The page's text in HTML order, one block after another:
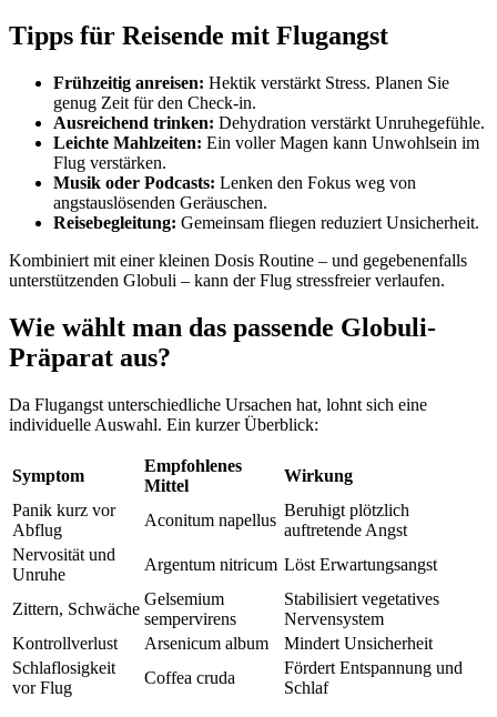
Tipps für Reisende mit Flugangst
Frühzeitig anreisen: Hektik verstärkt Stress. Planen Sie
genug Zeit für den Check-in.
Ausreichend trinken: Dehydration verstärkt Unruhegefühle.
Leichte Mahlzeiten: Ein voller Magen kann Unwohlsein im
Flug verstärken.
Musik oder Podcasts: Lenken den Fokus weg von
angstauslösenden Geräuschen.
Reisebegleitung: Gemeinsam fliegen reduziert Unsicherheit.
Kombiniert mit einer kleinen Dosis Routine – und gegebenenfalls
unterstützenden Globuli – kann der Flug stressfreier verlaufen.
Wie wählt man das passende Globuli-
Präparat aus?
Da Flugangst unterschiedliche Ursachen hat, lohnt sich eine
individuelle Auswahl. Ein kurzer Überblick:
Symptom
Empfohlenes
Mittel
Wirkung
Panik kurz vor
Abflug
Aconitum napellus
Beruhigt plötzlich
auftretende Angst
Nervosität und
Unruhe
Argentum nitricum Löst Erwartungsangst
Zittern, Schwäche
Gelsemium
sempervirens
Stabilisiert vegetatives
Nervensystem
Kontrollverlust
Arsenicum album
Mindert Unsicherheit
Schlaflosigkeit
vor Flug
Coffea cruda
Fördert Entspannung und
Schlaf